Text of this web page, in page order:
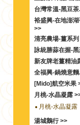
台灣常溫-黑豆
裕盛興-在地澎
>>
清亮農場-薑系列
詠統勝蒜在握-
新友牌老薑精油
全福興-鍋燒意
[Mido]航空米果
月桃-水晶凝露
月桃-水晶凝露
湯城鵝行 >>